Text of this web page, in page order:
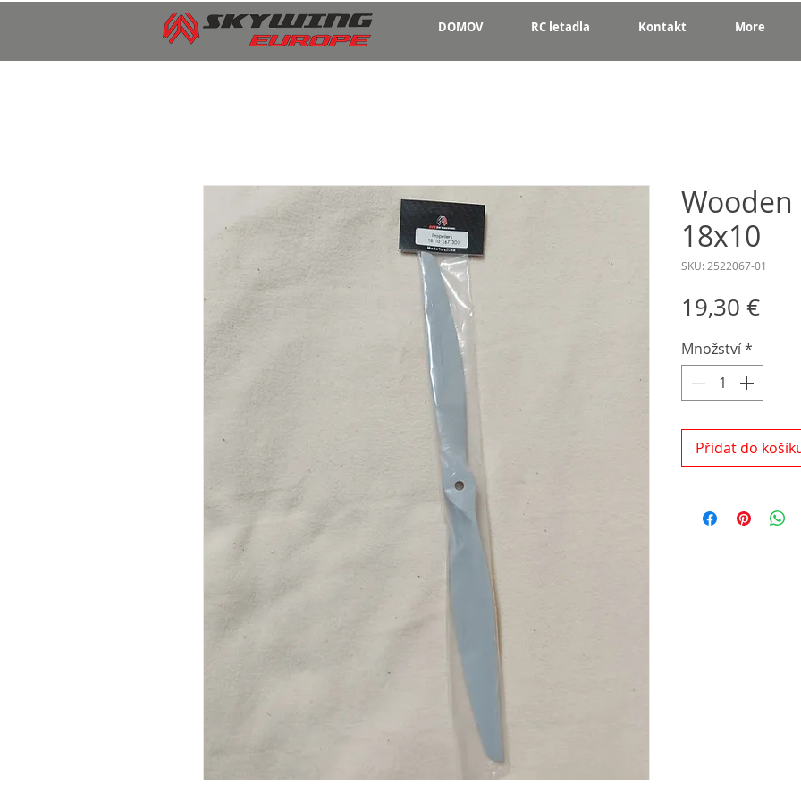
DOMOV RC letadla Kontakt More
18x10
SKU: 2522067-01
19,30 €
Množství*
Přidat do